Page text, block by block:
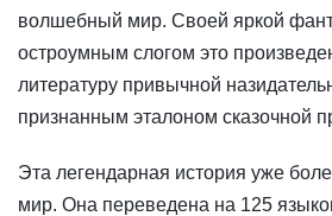
волшебный мир. Своей яркой
остроумным слогом это
литературу привычной
признанным эталоном сказочной
Эта легендарная история уже
мир. Она переведена на 125